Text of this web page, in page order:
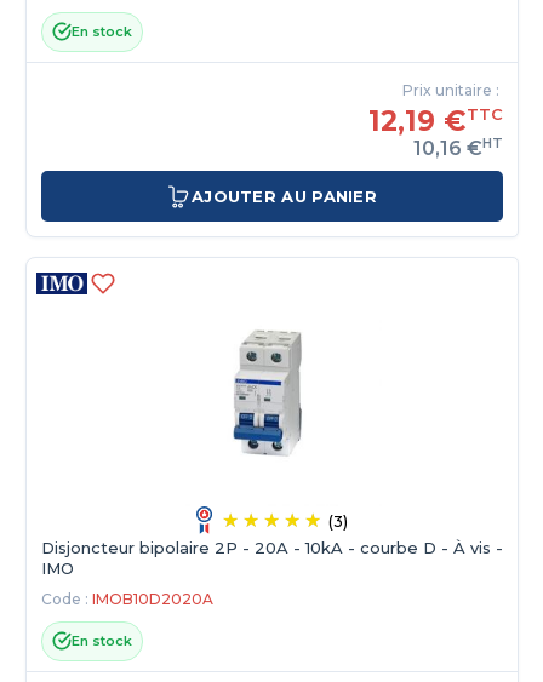
En stock
Prix unitaire :
12,19 €TTC
10,16 €HT
AJOUTER AU PANIER
(3)
Disjoncteur bipolaire 2P - 20A - 10kA - courbe D - À vis -
IMO
Code : IMOB10D2020A
En stock